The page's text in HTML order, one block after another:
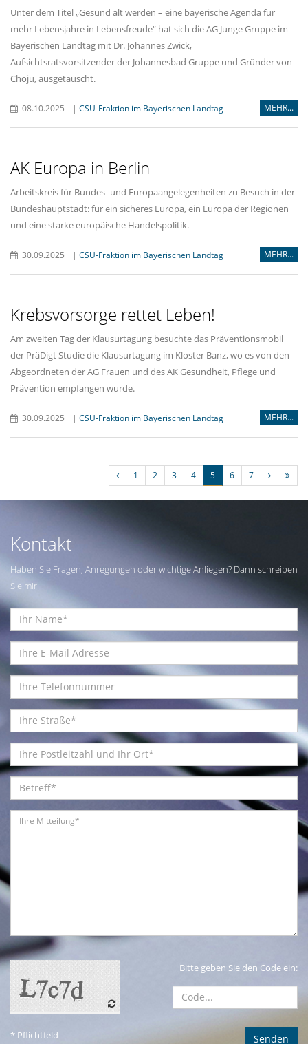
Unter dem Titel „Gesund alt werden – eine bayerische Agenda für
mehr Lebensjahre in Lebensfreude“ hat sich die AG Junge Gruppe im
Bayerischen Landtag mit Dr. Johannes Zwick,
Aufsichtsratsvorsitzender der Johannesbad Gruppe und Gründer von
Chōju, ausgetauscht.
08.10.2025 | CSU-Fraktion im Bayerischen Landtag MEHR...
AK Europa in Berlin
Arbeitskreis für Bundes- und Europaangelegenheiten zu Besuch in der
Bundeshauptstadt: für ein sicheres Europa, ein Europa der Regionen
und eine starke europäische Handelspolitik.
30.09.2025 | CSU-Fraktion im Bayerischen Landtag MEHR...
Krebsvorsorge rettet Leben!
Am zweiten Tag der Klausurtagung besuchte das Präventionsmobil
der PräDigt Studie die Klausurtagung im Kloster Banz, wo es von den
Abgeordneten der AG Frauen und des AK Gesundheit, Pflege und
Prävention empfangen wurde.
30.09.2025 | CSU-Fraktion im Bayerischen Landtag MEHR...
1 2 3 4 5 6 7
Kontakt
Haben Sie Fragen, Anregungen oder wichtige Anliegen? Dann schreiben
Sie mir!
Bitte geben Sie den Code ein:
* Pflichtfeld